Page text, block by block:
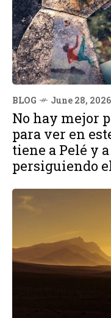
BLOG June 28, 2026
No hay mejor
para ver en
tiene a Pelé y
persiguiendo